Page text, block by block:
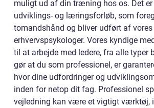
muligt ud af din træning hos os. Det
udviklings- og læringsforløb, som
tomandshånd og bliver udført af vores
erhvervspsykologer. Vores kyndige
til at arbejde med ledere, fra alle typer
gør at du som professionel, er
hvor dine udfordringer og
inden for netop dit fag. Professionel
vejledning kan være et vigtigt værktøj,